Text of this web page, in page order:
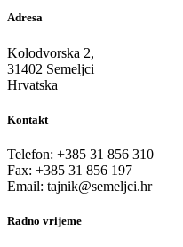
Adresa
Kolodvorska 2,
31402 Semeljci
Hrvatska
Kontakt
Telefon: +385 31 856 310
Fax: +385 31 856 197
Email: tajnik@semeljci.hr
Radno vrijeme